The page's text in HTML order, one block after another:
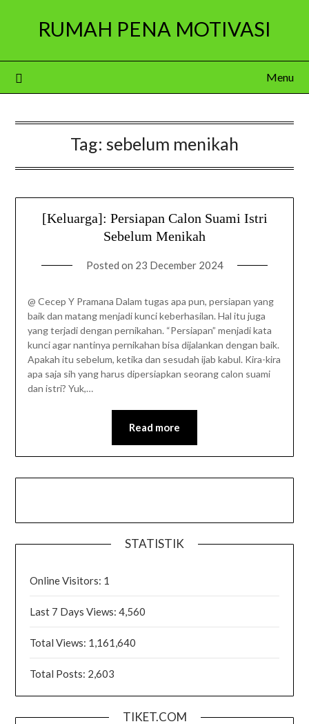
RUMAH PENA MOTIVASI
Menu
Tag: sebelum menikah
[Keluarga]: Persiapan Calon Suami Istri
Sebelum Menikah
Posted on 23 December 2024
@ Cecep Y Pramana Dalam tugas apa pun, persiapan yang
baik dan matang menjadi kunci keberhasilan. Hal itu juga
yang terjadi dengan pernikahan. “Persiapan” menjadi kata
kunci agar nantinya pernikahan bisa dijalankan dengan baik.
Apakah itu sebelum, ketika dan sesudah ijab kabul. Kira-kira
apa saja sih yang harus dipersiapkan seorang calon suami
dan istri? Yuk,…
Read more
STATISTIK
Online Visitors: 1
Last 7 Days Views:4,560
Total Views: 1,161,640
Total Posts: 2,603
TIKET.COM